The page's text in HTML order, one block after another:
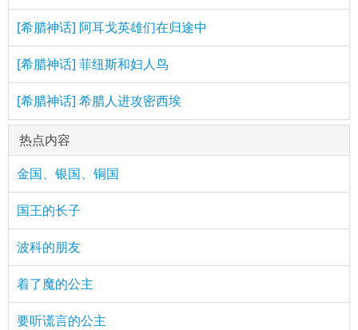
[希腊神话] 阿耳戈英雄们在归途中
[希腊神话] 菲纽斯和妇人鸟
[希腊神话] 希腊人进攻密西埃
热点内容
金国、银国、铜国
国王的长子
波科的朋友
着了魔的公主
要听谎言的公主